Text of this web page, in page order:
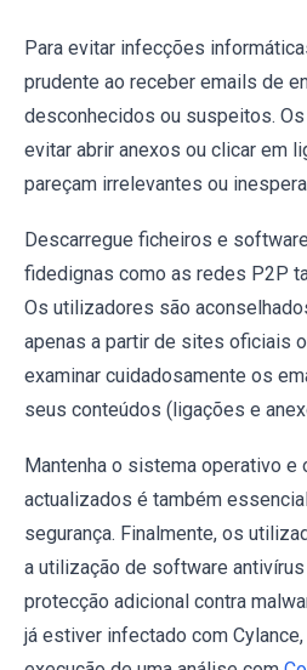
Para evitar infecções
prudente ao receber emails de
desconhecidos ou suspeitos.
evitar abrir anexos ou clicar em
pareçam irrelevantes ou
Descarregue ficheiros e
fidedignas como as redes P2P
Os utilizadores são
apenas a partir de sites oficiais
examinar cuidadosamente os
seus conteúdos (ligações e
Mantenha o sistema operativo e
actualizados é também
segurança. Finalmente, os
a utilização de software
protecção adicional contra
já estiver infectado com